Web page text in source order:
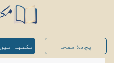
پچھلا صفحہ مکتبہ